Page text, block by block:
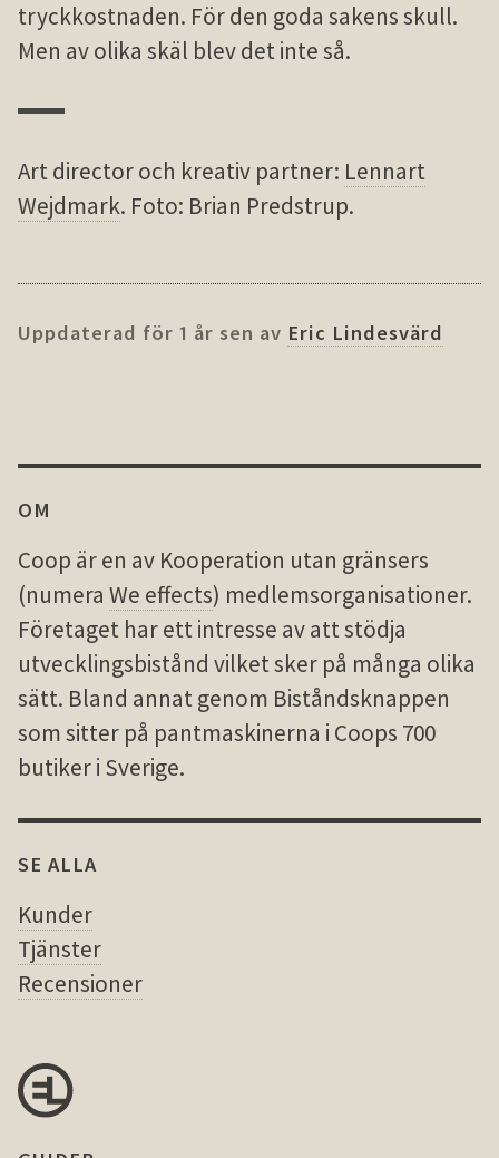
tryck­kostnaden. För den goda sakens skull.
Men av olika skäl blev det inte så.
Art director och kreativ partner: Lennart
Wejdmark. Foto: Brian Predstrup.
1 år sen Eric Lindesvärd
OM
Coop är en av Koopera­tion utan grän­sers
(numera We effects) med­lems­orga­nisa­tio­ner.
Före­taget har ett intresse av att stödja
utveck­lings­bi­stånd vilket sker på många olika
sätt. Bland annat genom Bistånds­knap­pen
som sitter på pant­maski­nerna i Coops 700
buti­ker i Sverige.
SE ALLA
Kunder
Tjänster
Recensioner